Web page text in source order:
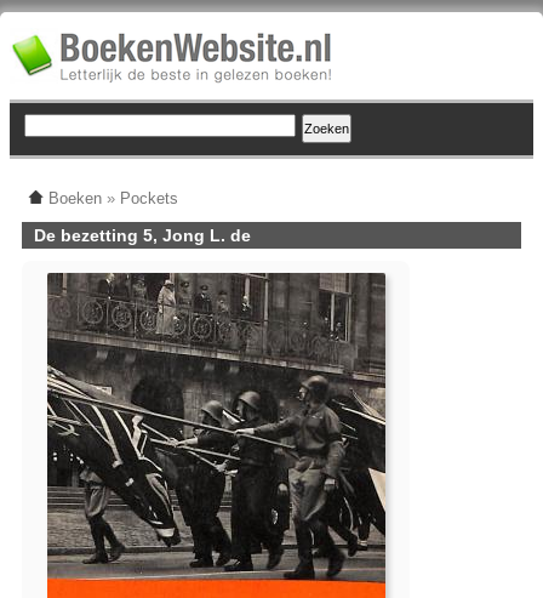
Boeken » Pockets
De bezetting 5, Jong L. de